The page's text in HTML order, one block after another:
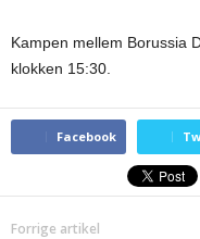
Kampen mellem Borussia
klokken 15:30.
Facebook
Forrige artikel